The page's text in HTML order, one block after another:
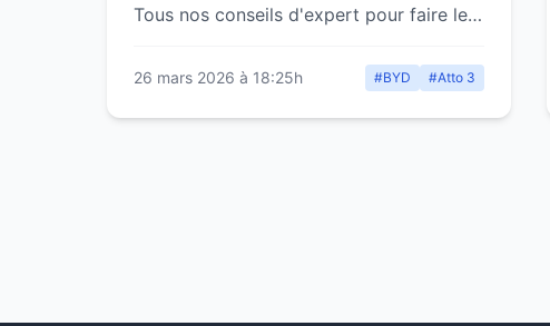
Tous nos conseils d'expert pour faire le
26 mars 2026 à 18:25h #BYD #Atto 3